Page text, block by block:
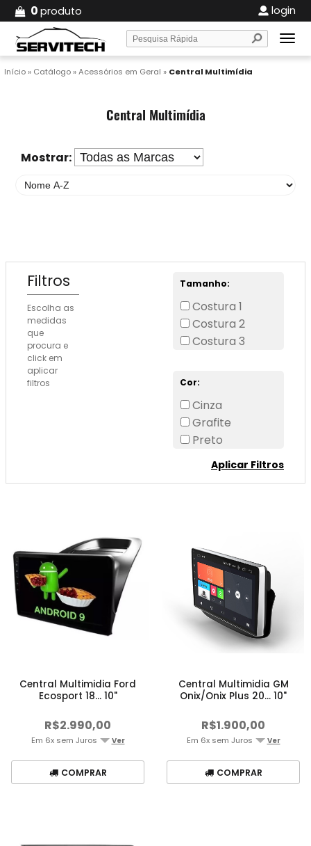
0produto login
Início» Catálogo»Acessórios em Geral » Central Multimídia
Central Multimídia
Mostrar:
Filtros
Escolha as
medidas
que
procura e
click em
aplicar
filtros
Tamanho:
Costura 1
Costura 2
Costura 3
Cor:
Cinza
Grafite
Preto
Aplicar Filtros
Central Multimidia Ford
Ecosport 18... 10"
R$2.990,00
Em 6x sem Juros Ver
COMPRAR
Central Multimidia GM
Onix/Onix Plus 20... 10"
R$1.900,00
Em 6x sem Juros Ver
COMPRAR